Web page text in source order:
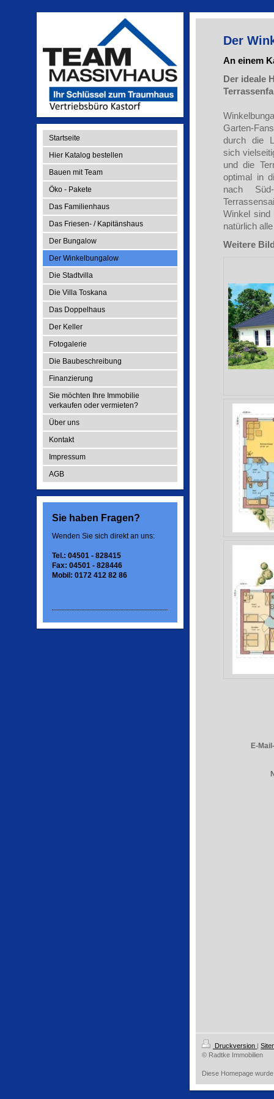
Startseite
Hier Katalog bestellen
Bauen mit Team
Öko - Pakete
Das Familienhaus
Das Friesen- / Kapitänshaus
Der Bungalow
Der Winkelbungalow
Die Stadtvilla
Die Villa Toskana
Das Doppelhaus
Der Keller
Fotogalerie
Die Baubeschreibung
Finanzierung
Sie möchten Ihre Immobilie
verkaufen oder vermieten?
Über uns
Kontakt
Impressum
AGB
Sie haben Fragen?
Wenden Sie sich direkt an uns:
Tel.: 04501 - 828415
Fax: 04501 - 828446
Mobil: 0172 412 82 86
Der
An einem
Der ideale
Garten-
durch die
sich
und die
optimal in
nach
Winkel sind
natürlich
Weitere
E-
Druckversion
© Radtke Immobilien
Diese Homepage